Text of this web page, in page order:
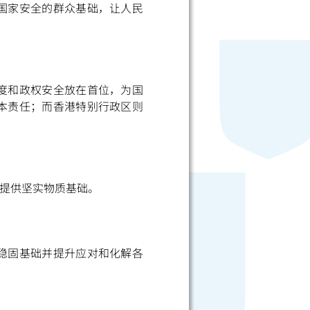
家安全的群众基础，让人民
和政权安全放在首位，为国
责任；而香港特别行政区则
坚实物质基础。
固基础并提升应对和化解各